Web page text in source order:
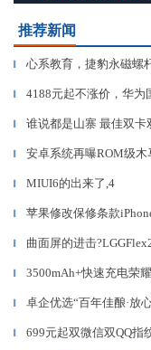
推荐新闻
▎ 心系教育，捷豹永磁螺
▎ 4188元起不涨价，华为
▎ 谁说都是山寨 最佳双卡
▎ 安卓系统再曝ROM级木
▎ MIUI6的出来了,4
▎ 苹果修改保修条款
▎ 曲面屏的进击
▎ 3500mAh+快速充电荣
▎ 卓企优选“百年佳酿·放
▎ 699元起双微信双QQ指